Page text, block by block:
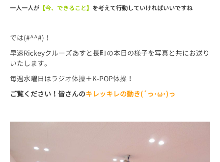
一人一人が 【今、できること】 を考えて行動していければいいですね
では(#^^#)！
早速Rickeyクルーズあすと長町の本日の様子を写真と共にお送り
いたします。
毎週水曜日はラジオ体操＋K-POP体操！
ご覧ください！皆さんのキレッキレの動き(´っ･ω･)っ